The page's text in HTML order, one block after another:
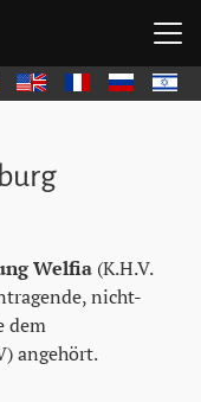
English FrançaisРусский
עברית
Welfia (K.H.V.
nicht-
dem
angehört.